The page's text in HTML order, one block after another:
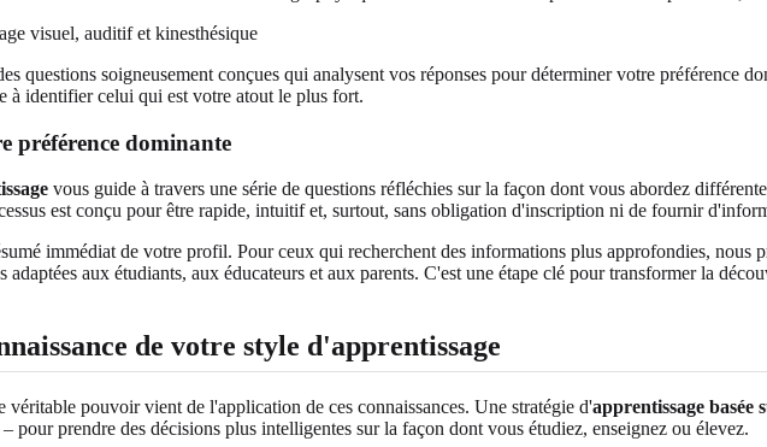
soigneusement conçues qui analysent vos réponses pour déterminer votre préférence
à identifier celui qui est votre atout le plus fort.
préférence dominante
vous guide à travers une série de questions réfléchies sur la façon dont vous abordez
est conçu pour être rapide, intuitif et, surtout, sans obligation d'inscription ni de fournir
immédiat de votre profil. Pour ceux qui recherchent des informations plus approfondies, nous
adaptées aux étudiants, aux éducateurs et aux parents. C'est une étape clé pour transformer la
de votre style d'apprentissage
véritable pouvoir vient de l'application de ces connaissances. Une stratégie d'apprentissage basée
pour prendre des décisions plus intelligentes sur la façon dont vous étudiez, enseignez ou élevez.